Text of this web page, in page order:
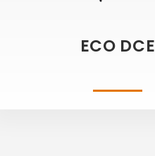
ECO DCE